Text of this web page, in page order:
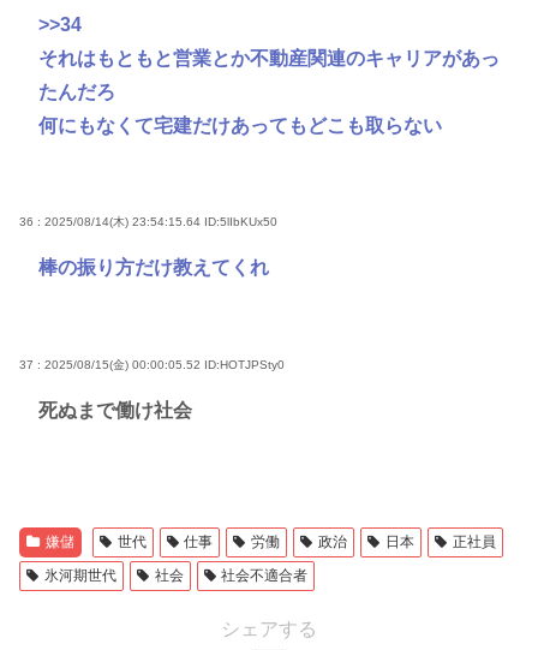
>>34
それはもともと営業とか不動産関連のキャリアがあっ
たんだろ
何にもなくて宅建だけあってもどこも取らない
36 : 2025/08/14(木) 23:54:15.64 ID:5lIbKUx50
棒の振り方だけ教えてくれ
37 : 2025/08/15(金) 00:00:05.52 ID:HOTJPSty0
死ぬまで働け社会
嫌儲 世代 仕事 労働 政治 日本
正社員
氷河期世代
社会 社会不適合者
シェアする